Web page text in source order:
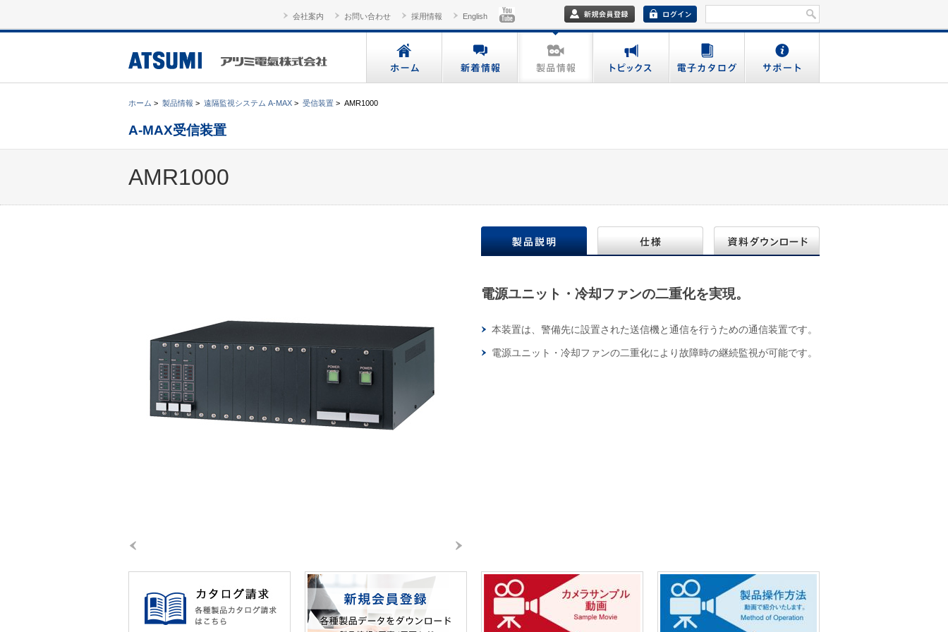
会社案内 お問い合わせ 採用情報 English
ホーム > 製品情報 > 遠隔監視システム A-MAX > 受信装置 > AMR1000
A-MAX受信装置
AMR1000
電源ユニット・冷却ファンの二重化を実現。
本装置は、警備先に設置された送信機と通信を行うための通信装置です。
電源ユニット・冷却ファンの二重化により故障時の継続監視が可能です。